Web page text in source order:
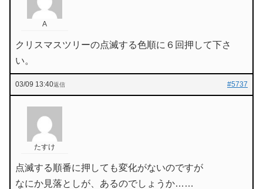
A
クリスマスツリーの点滅する色順に６回押して下さ
い。
03/09 13:40 #5737
返信
たすけ
点滅する順番に押しても変化がないのですが
なにか見落としが、あるのでしょうか……